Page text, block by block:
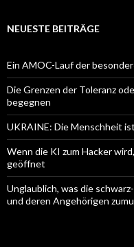
NEUESTE BEITRÄGE
Ein AMOC-Lauf der
Die Grenzen der Toleranz
begegnen
UKRAINE: Die Menschheit
Wenn die KI zum Hacker
geöffnet
Unglaublich, was die
und deren Angehörigen